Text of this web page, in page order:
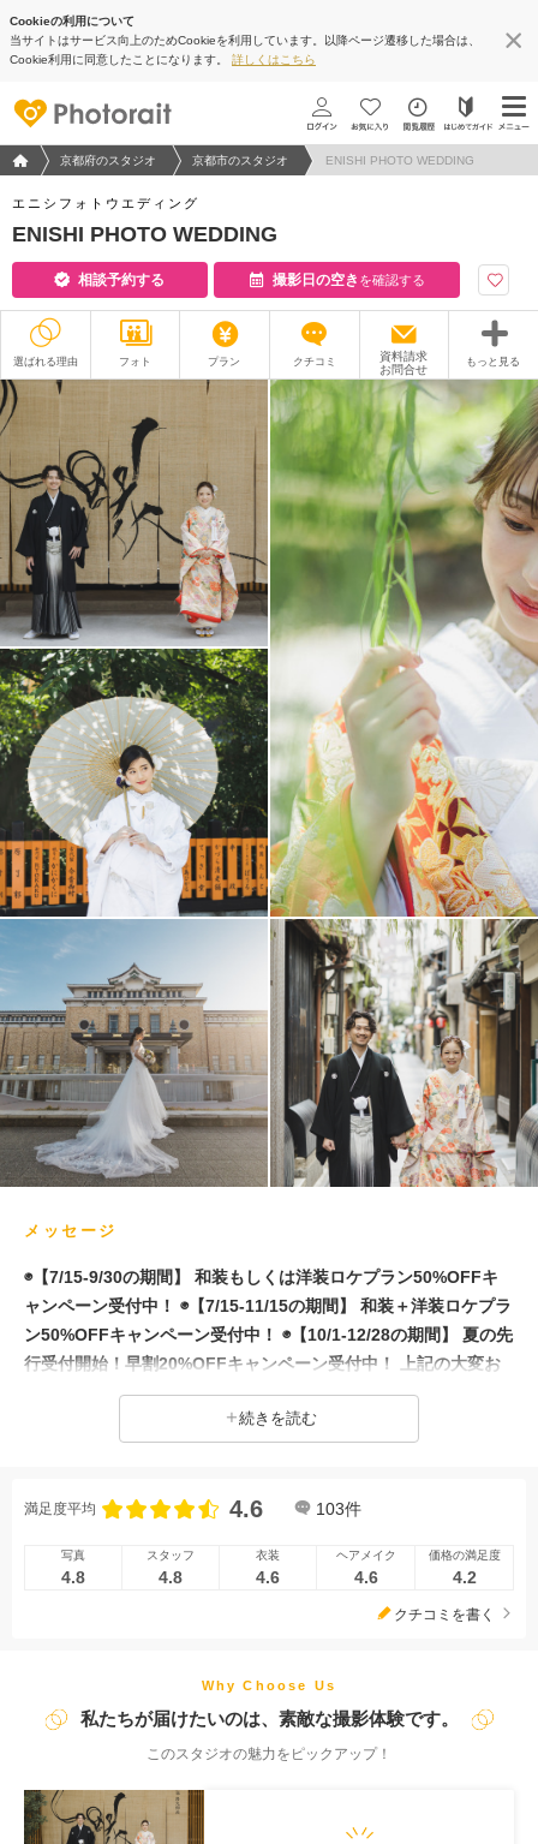
Cookieの利用について
当サイトはサービス向上のためCookieを利用しています。以降ページ遷移した場合は、
Cookie利用に同意したことになります。 詳しくはこちら
フォトウエディング/結婚写真のPhotorait ホーム
京都府のスタジオ 京都市のスタジオ ENISHI PHOTO WEDDING
エニシフォトウエディング
ENISHI PHOTO WEDDING
相談予約する 撮影日の空き を確認する
選ばれる理由 フォト プラン クチコミ
資料請求
お問合せ
もっと見る
フォトグラファー
衣装 ムービー
オプション ブログ
アクセス/TEL スタジオトップ
メッセージ
◉【7/15-9/30の期間】 和装もしくは洋装ロケプラン50%OFFキ
ャンペーン受付中！ ◉【7/15-11/15の期間】 和装＋洋装ロケプラ
ン50%OFFキャンペーン受付中！ ◉【10/1-12/28の期間】 夏の先
行受付開始！早割20%OFFキャンペーン受付中！ 上記の大変お
得なキャンペーンご予約埋まり次第終了となりますのでお早めに
お問い合わせください！ ◇ヘアセット・メイク・着付け ロケ撮
案内いたしますのでご安心ください。 画面上でロケ地や衣装な
続きを読む
満足度平均 4.6 103件
写真
4.8
スタッフ
4.8
衣装
4.6
ヘアメイク
4.6
価格の満足度
4.2
クチコミを書く
Why Choose Us
私たちが届けたいのは、素敵な撮影体験です。
このスタジオの魅力をピックアップ！